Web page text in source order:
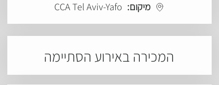
מיקום: CCA Tel Aviv-Yafo
המכירה באירוע הסתיימה